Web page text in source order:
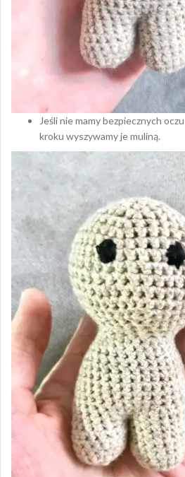
Jeśli nie mamy bezpiecznych
kroku wyszywamy je muliną.